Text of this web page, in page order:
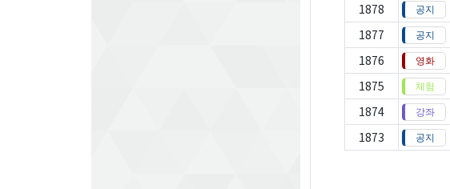
1878
1877
1876
1875
1874
1873